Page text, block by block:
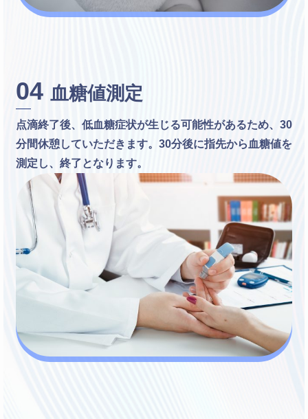
04 血糖値測定
点滴終了後、低血糖症状が生じる可能性があるため、30
分間休憩していただきます。30分後に指先から血糖値を
測定し、終了となります。